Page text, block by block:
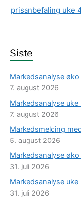
prisanbefaling uke
Siste
Markedsanalyse
7. august 2026
Markedsanalyse uke
7. august 2026
Markedsmelding
5. august 2026
Markedsanalyse øko
31. juli 2026
Markedsanalyse uke
31. juli 2026